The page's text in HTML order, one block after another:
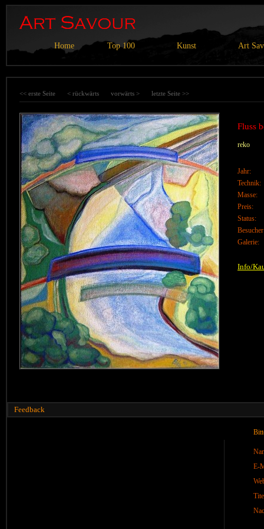
Home Top 100 Kunst Art
<< erste Seite < rückwärts vorwärts > letzte Seite >>
Fluss
reko
Jahr:
Technik:
Masse:
Preis:
Status:
Galerie:
Info/
Feedback
E-